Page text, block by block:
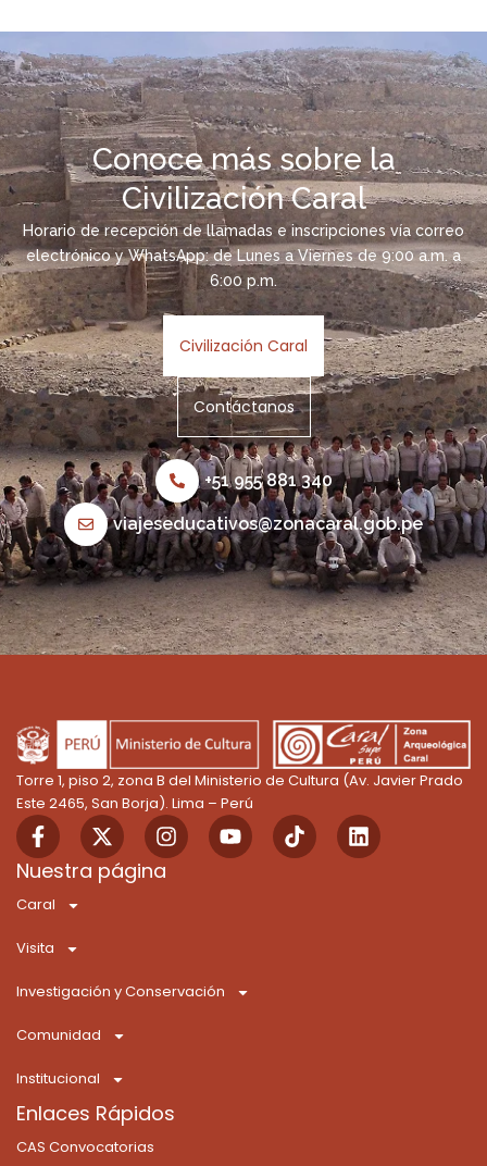
Conoce más sobre la
Civilización Caral
Horario de recepción de llamadas e inscripciones vía correo
electrónico y WhatsApp: de Lunes a Viernes de 9:00 a.m. a
6:00 p.m.
Civilización Caral
Contáctanos
+51 955 881 340
viajeseducativos@zonacaral.gob.pe
Torre 1, piso 2, zona B del Ministerio de Cultura (Av. Javier Prado
Este 2465, San Borja). Lima – Perú
F
a
c
b
o
-
X
-
t
w
r
I
n
s
m
Y
o
T
i
L
i
Nuestra página
Caral
Visita
Investigación y Conservación
Comunidad
Institucional
Enlaces Rápidos
CAS Convocatorias